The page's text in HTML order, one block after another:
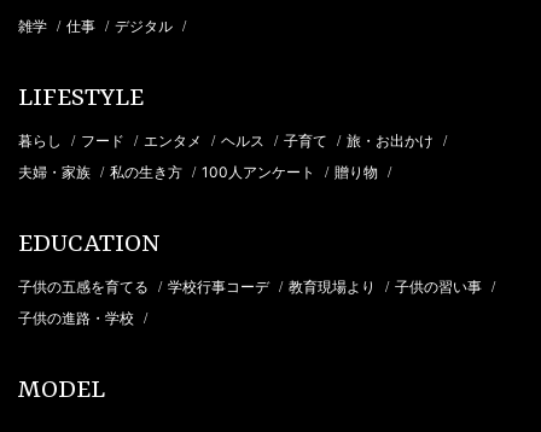
雑学 / 仕事 / デジタル /
LIFESTYLE
暮らし / フード / エンタメ / ヘルス / 子育て / 旅・お出かけ /
夫婦・家族 / 私の生き方 / 100人アンケート / 贈り物 /
EDUCATION
子供の五感を育てる / 学校行事コーデ / 教育現場より / 子供の習い事 /
子供の進路・学校 /
MODEL